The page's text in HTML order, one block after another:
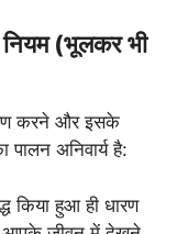
(भूलकर भी
करने और इसके
अनिवार्य है:
किया हुआ ही धारण